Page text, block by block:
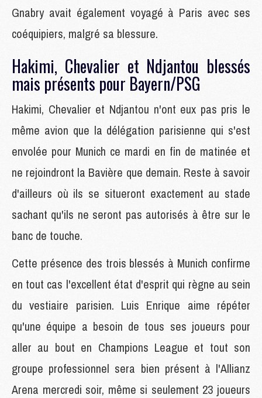
Gnabry avait également voyagé à Paris avec ses
coéquipiers, malgré sa blessure.
Hakimi, Chevalier et Ndjantou blessés
mais présents pour Bayern/PSG
Hakimi, Chevalier et Ndjantou n'ont eux pas pris le
même avion que la délégation parisienne qui s'est
envolée pour Munich ce mardi en fin de matinée et
ne rejoindront la Bavière que demain. Reste à savoir
d'ailleurs où ils se situeront exactement au stade
sachant qu'ils ne seront pas autorisés à être sur le
banc de touche.
Cette présence des trois blessés à Munich confirme
en tout cas l'excellent état d'esprit qui règne au sein
du vestiaire parisien. Luis Enrique aime répéter
qu'une équipe a besoin de tous ses joueurs pour
aller au bout en Champions League et tout son
groupe professionnel sera bien présent à l'Allianz
Arena mercredi soir, même si seulement 23 joueurs